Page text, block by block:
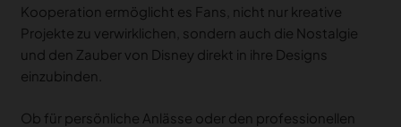
Kooperation ermöglicht es Fans, nicht nur kreative
Projekte zu verwirklichen, sondern auch die Nostalgie
und den Zauber von Disney direkt in ihre Designs
einzubinden.
Ob für persönliche Anlässe oder den professionellen